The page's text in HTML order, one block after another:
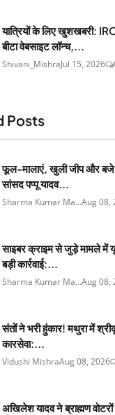
यात्रियों के लिए खुशखबरी:
बीटा वेबसाइट लॉन्च,...
Shivani_MishraJul 15, 2026
Posts
फूल-मालाएं, खुली जीप और
सांसद पप्पू यादव...
Sharma Kumar Ma...Aug 08,
साइबर क्राइम से जुड़े मामले में
बड़ी कार्रवाई:...
Sharma Kumar Ma...Aug 08,
संतों ने भरी हुंकार! मथुरा में
कारसेवा:...
Vidushi MishraAug 08, 2026
अखिलेश यादव ने ब्राह्मण वोटरों